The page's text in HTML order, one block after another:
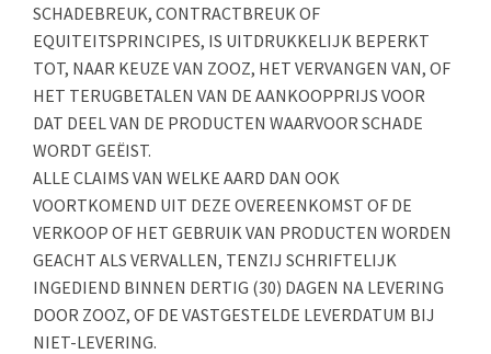
SCHADEBREUK, CONTRACTBREUK OF
EQUITEITSPRINCIPES, IS UITDRUKKELIJK BEPERKT
TOT, NAAR KEUZE VAN ZOOZ, HET VERVANGEN VAN, OF
HET TERUGBETALEN VAN DE AANKOOPPRIJS VOOR
DAT DEEL VAN DE PRODUCTEN WAARVOOR SCHADE
WORDT GEËIST.
ALLE CLAIMS VAN WELKE AARD DAN OOK
VOORTKOMEND UIT DEZE OVEREENKOMST OF DE
VERKOOP OF HET GEBRUIK VAN PRODUCTEN WORDEN
GEACHT ALS VERVALLEN, TENZIJ SCHRIFTELIJK
INGEDIEND BINNEN DERTIG (30) DAGEN NA LEVERING
DOOR ZOOZ, OF DE VASTGESTELDE LEVERDATUM BIJ
NIET-LEVERING.